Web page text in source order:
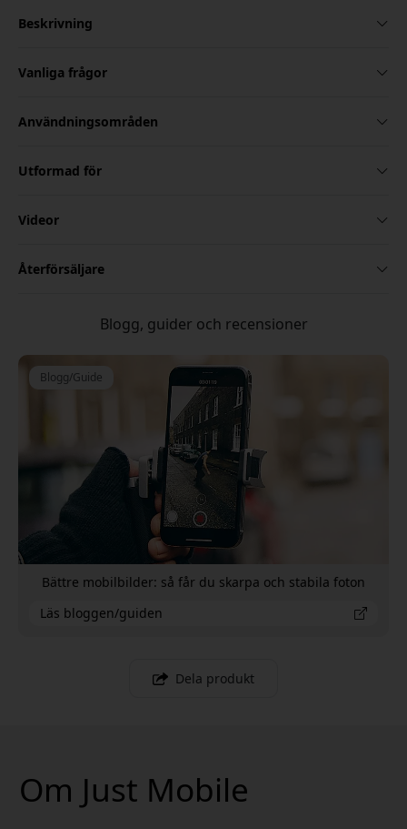
Beskrivning
Vanliga frågor
Användningsområden
Utformad för
Videor
Återförsäljare
Blogg, guider och recensioner
Blogg/Guide
Bättre mobilbilder: så får du skarpa och stabila foton
Läs bloggen/guiden
Dela produkt
Om Just Mobile